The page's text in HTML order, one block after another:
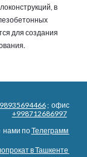
в
для создания
.
; офис
+998712686997
поТелеграмм
в Ташкенте